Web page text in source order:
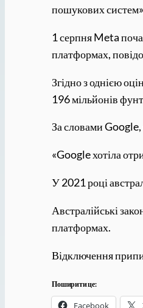
пошукових
1 серпня Meta
платформах,
Згідно з однією
196 мільйонів
За словами Google,
«Google хотіла
У 2021 році
Австралійські
платформах.
Відключення
Поширити це: